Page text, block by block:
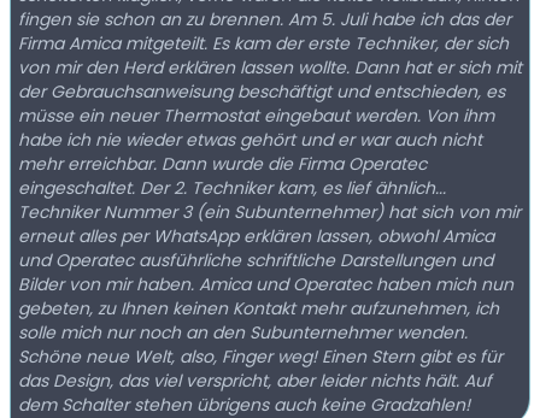
fingen sie schon an zu brennen. Am 5. Juli habe ich das der
Firma Amica mitgeteilt. Es kam der erste Techniker, der sich
von mir den Herd erklären lassen wollte. Dann hat er sich mit
der Gebrauchsanweisung beschäftigt und entschieden, es
müsse ein neuer Thermostat eingebaut werden. Von ihm
habe ich nie wieder etwas gehört und er war auch nicht
mehr erreichbar. Dann wurde die Firma Operatec
eingeschaltet. Der 2. Techniker kam, es lief ähnlich...
Techniker Nummer 3 (ein Subunternehmer) hat sich von mir
erneut alles per WhatsApp erklären lassen, obwohl Amica
und Operatec ausführliche schriftliche Darstellungen und
Bilder von mir haben. Amica und Operatec haben mich nun
gebeten, zu Ihnen keinen Kontakt mehr aufzunehmen, ich
solle mich nur noch an den Subunternehmer wenden.
Schöne neue Welt, also, Finger weg! Einen Stern gibt es für
das Design, das viel verspricht, aber leider nichts hält. Auf
dem Schalter stehen übrigens auch keine Gradzahlen!